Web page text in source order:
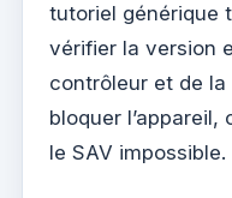
tutoriel générique
vérifier la version
contrôleur et de
bloquer
le SAV impossible.